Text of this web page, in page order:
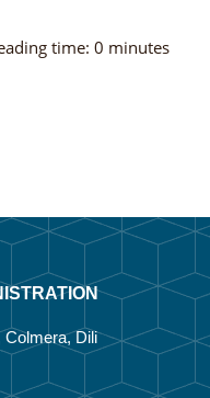
time: 0 minutes
Colmera, Dili